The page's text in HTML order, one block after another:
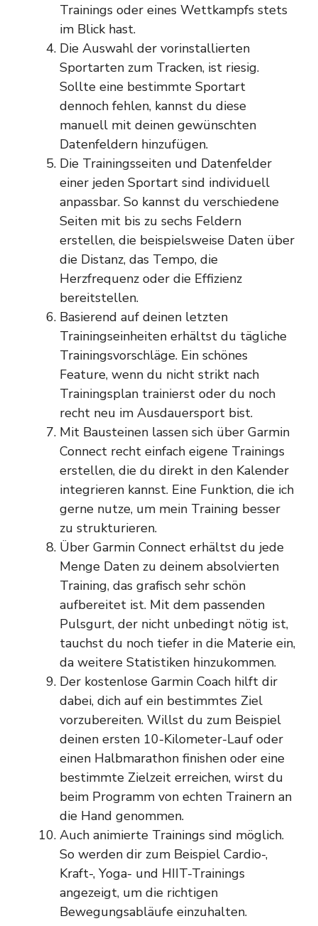
Trainings oder eines Wettkampfs stets
im Blick hast.
Die Auswahl der vorinstallierten
Sportarten zum Tracken, ist riesig.
Sollte eine bestimmte Sportart
dennoch fehlen, kannst du diese
manuell mit deinen gewünschten
Datenfeldern hinzufügen.
Die Trainingsseiten und Datenfelder
einer jeden Sportart sind individuell
anpassbar. So kannst du verschiedene
Seiten mit bis zu sechs Feldern
erstellen, die beispielsweise Daten über
die Distanz, das Tempo, die
Herzfrequenz oder die Effizienz
bereitstellen.
Basierend auf deinen letzten
Trainingseinheiten erhältst du tägliche
Trainingsvorschläge. Ein schönes
Feature, wenn du nicht strikt nach
Trainingsplan trainierst oder du noch
recht neu im Ausdauersport bist.
Mit Bausteinen lassen sich über Garmin
Connect recht einfach eigene Trainings
erstellen, die du direkt in den Kalender
integrieren kannst. Eine Funktion, die ich
gerne nutze, um mein Training besser
zu strukturieren.
Über Garmin Connect erhältst du jede
Menge Daten zu deinem absolvierten
Training, das grafisch sehr schön
aufbereitet ist. Mit dem passenden
Pulsgurt, der nicht unbedingt nötig ist,
tauchst du noch tiefer in die Materie ein,
da weitere Statistiken hinzukommen.
Der kostenlose Garmin Coach hilft dir
dabei, dich auf ein bestimmtes Ziel
vorzubereiten. Willst du zum Beispiel
deinen ersten 10-Kilometer-Lauf oder
einen Halbmarathon finishen oder eine
bestimmte Zielzeit erreichen, wirst du
beim Programm von echten Trainern an
die Hand genommen.
Auch animierte Trainings sind möglich.
So werden dir zum Beispiel Cardio-,
Kraft-, Yoga- und HIIT-Trainings
angezeigt, um die richtigen
Bewegungsabläufe einzuhalten.